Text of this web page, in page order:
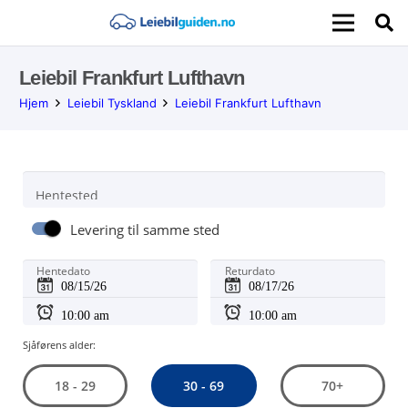
Leiebil Frankfurt Lufthavn
Hjem Leiebil Tyskland Leiebil Frankfurt Lufthavn
Hentested
Levering til samme sted
Hentedato Returdato
Sjåførens alder:
18 - 29 30 - 69 70+